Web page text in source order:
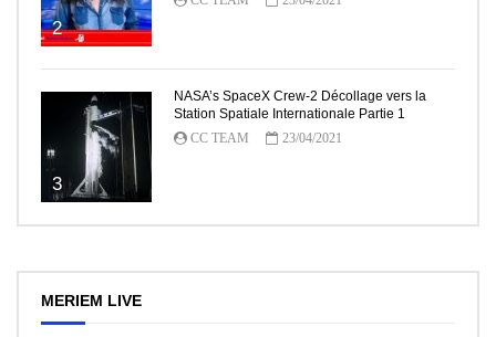
2
3
NASA’s SpaceX Crew-2 Décollage vers la
Station Spatiale Internationale Partie 1
CC TEAM
23/04/2021
MERIEM LIVE